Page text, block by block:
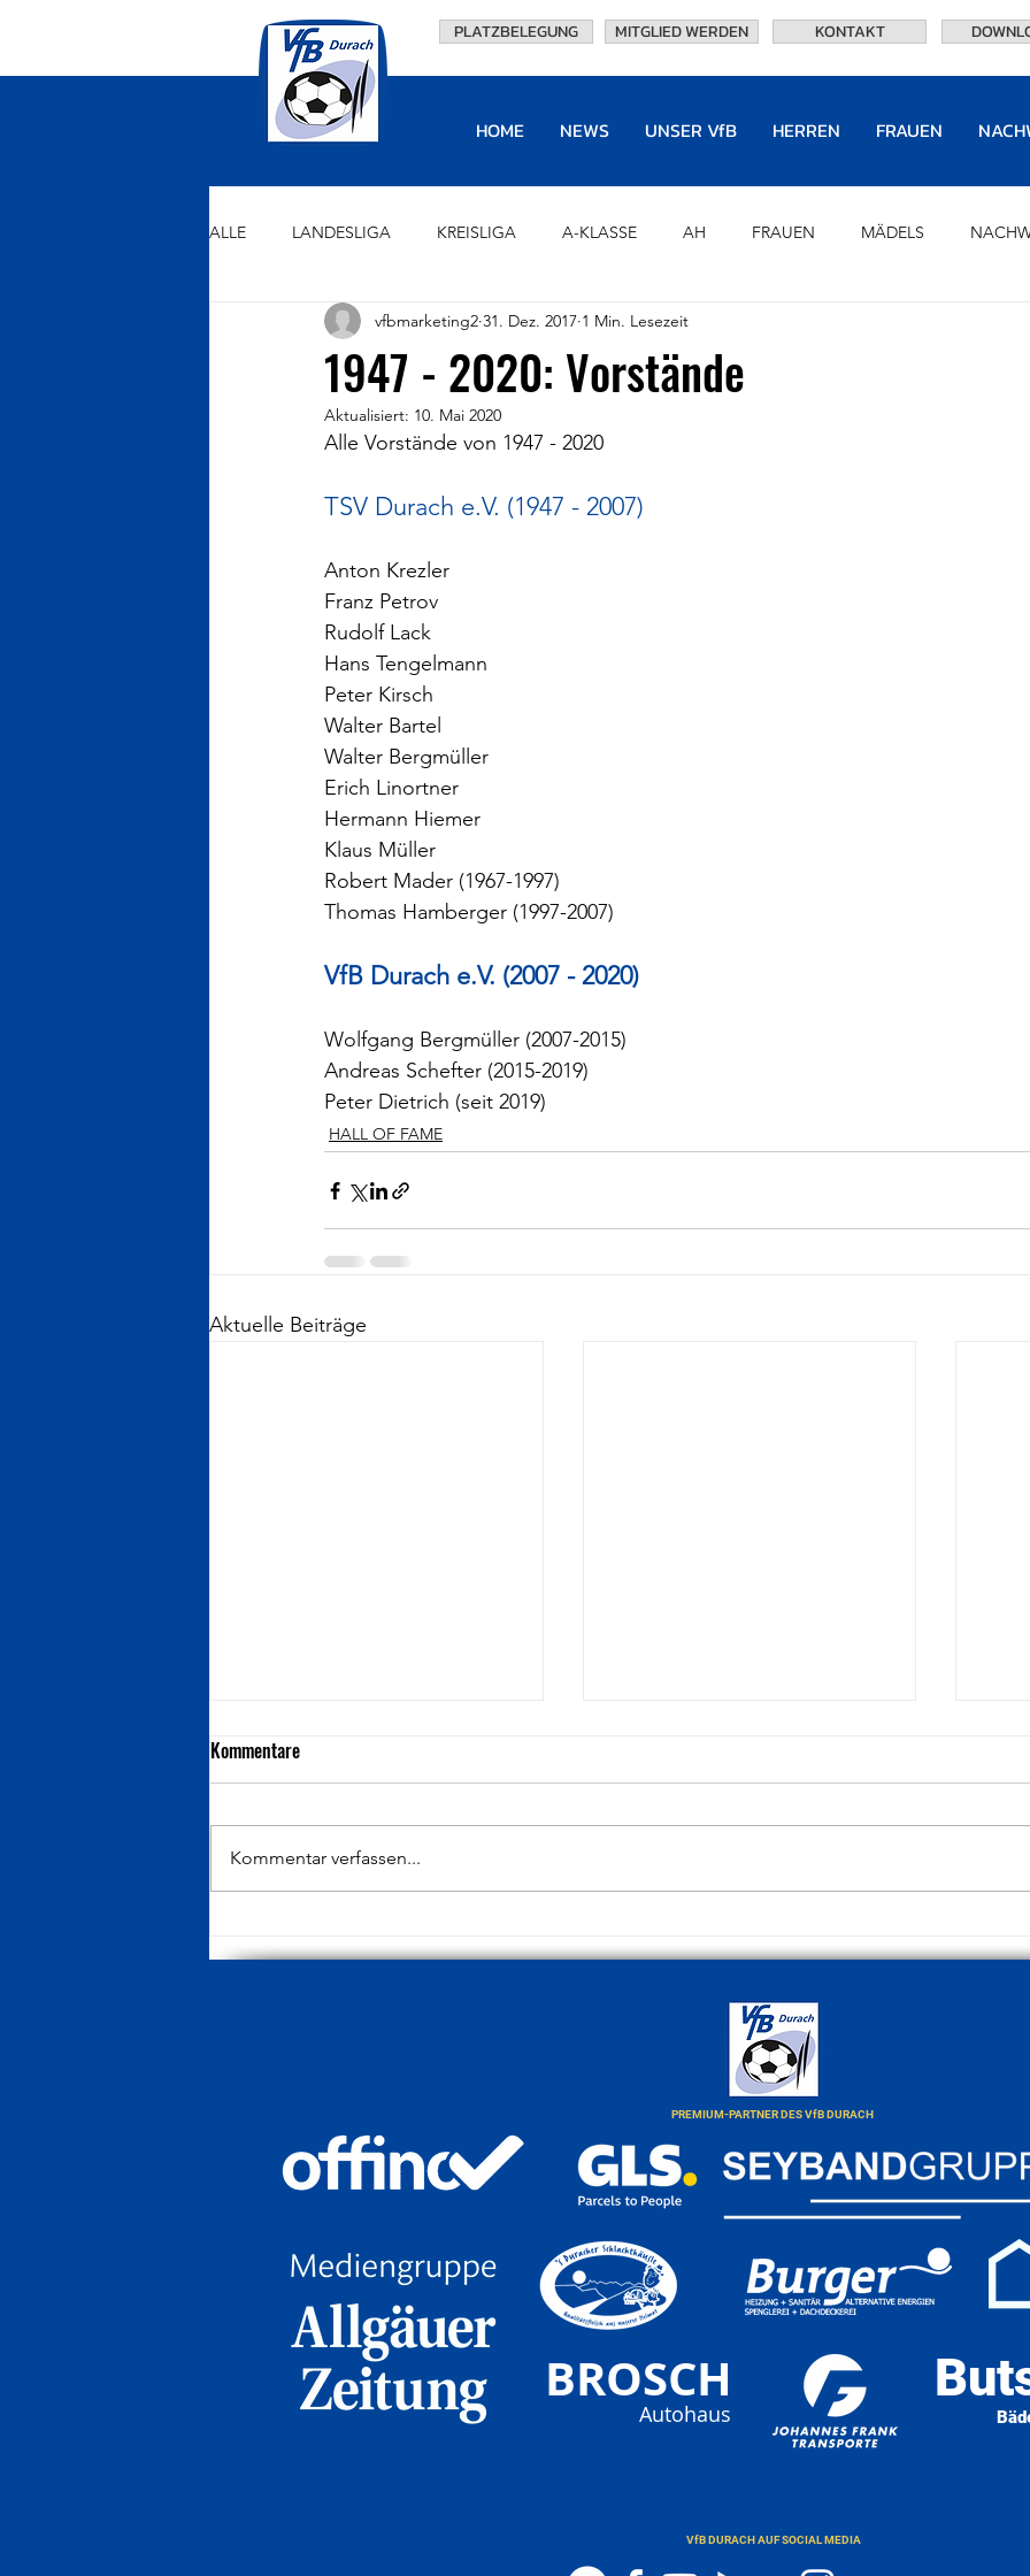
PLATZBELEGUNG MITGLIED WERDEN KONTAKT
HOME NEWS UNSER VfB HERREN FRAUEN
ALLE LANDESLIGA KREISLIGA A-KLASSE AH FRAUEN MÄDELS
U13 U11 U9 U8 CHRONIK
VORSTAND FÖRDERVEREIN
1947 - 2020: Vorstände
vfbmarketing2 31. Dez. 2017 1 Min. Lesezeit
Aktualisiert: 10. Mai 2020
Alle Vorstände von 1947 - 2020
TSV Durach e.V. (1947 - 2007)
Anton Krezler
Franz Petrov
Rudolf Lack
Hans Tengelmann
Peter Kirsch
Walter Bartel
Walter Bergmüller
Erich Linortner
Hermann Hiemer
Klaus Müller
Robert Mader (1967-1997)
Thomas Hamberger (1997-2007)
VfB Durach e.V. (2007 - 2020)
Wolfgang Bergmüller (2007-2015)
Andreas Schefter (2015-2019)
Peter Dietrich (seit 2019)
HALL OF FAME
Aktuelle Beiträge
Rekordspieler
Kommentare
Kommentar verfassen...
PREMIUM-PARTNER DES VfB DURACH
BROSCH
Autohaus
VfB DURACH AUF SOCIAL MEDIA